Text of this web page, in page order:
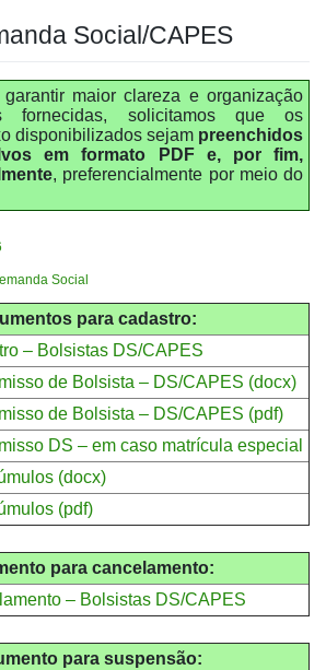
Social/CAPES
garantir maior clareza e organização
fornecidas, solicitamos que os
disponibilizados sejam preenchidos
em formato PDF e, por fim,
, preferencialmente por meio do
Social
para cadastro:
– Bolsistas DS/CAPES
de Bolsista – DS/CAPES (docx)
de Bolsista – DS/CAPES (pdf)
DS – em caso matrícula especial
(docx)
(pdf)
para cancelamento:
– Bolsistas DS/CAPES
para suspensão: